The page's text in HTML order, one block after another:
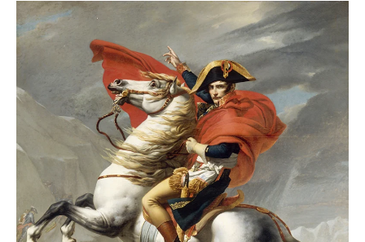
blog
よくある質問FAQ
案内